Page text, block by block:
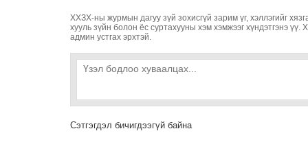
ХХЗХ-ны журмын дагуу зүй зохисгүй зарим үг, хэллэгийг
хууль зүйн болон ёс суртахууны хэм хэмжээг хүндэтгэнэ үү.
админ устгах эрхтэй.
Сэтгэгдэл бичигдээгүй байна